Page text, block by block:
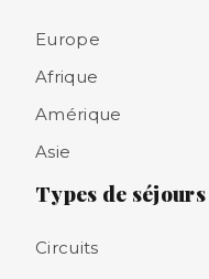
Europe
Afrique
Amérique
Asie
Types de séjours
Circuits